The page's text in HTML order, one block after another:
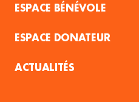
ESPACE BÉNÉVOLE
ESPACE DONATEUR
ACTUALITÉS